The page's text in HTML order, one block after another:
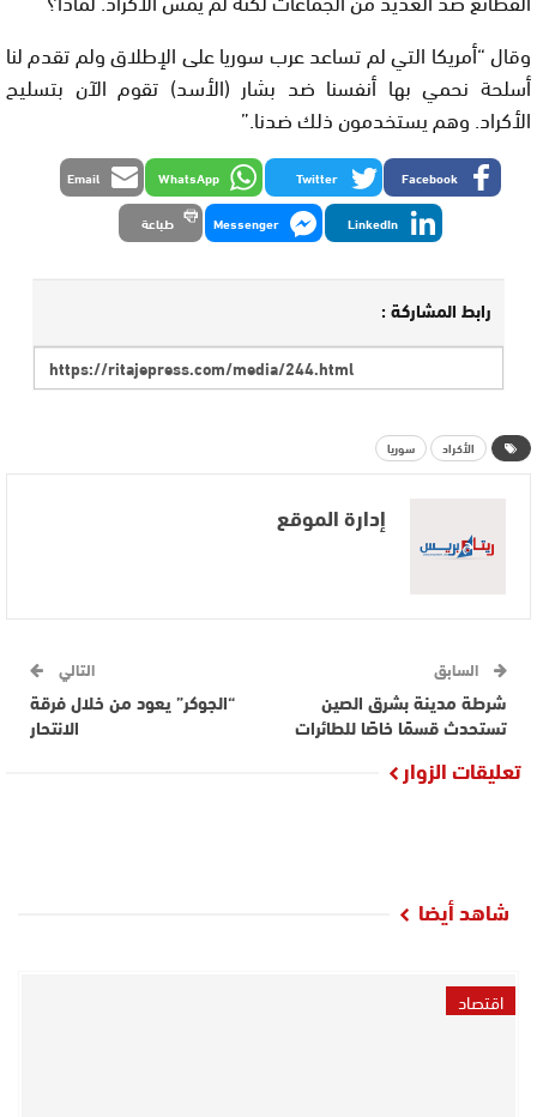
وقال “أمريكا التي لم تساعد عرب سوريا على الإطلاق ولم تقدم لنا
أسلحة نحمي بها أنفسنا ضد بشار (الأسد) تقوم الآن بتسليح
الأكراد. وهم يستخدمون ذلك ضدنا.”
Facebook
Twitter
WhatsApp
Email
LinkedIn
Messenger طباعة
رابط المشاركة :
الأكراد سوريا
إدارة الموقع
السابق
شرطة مدينة بشرق الصين
تستحدث قسمًا خاصًا للطائرات
التالي
“الجوكر” يعود من خلال فرقة
الانتحار‎
تعليقات الزوار
شاهد أيضا
اقتصاد